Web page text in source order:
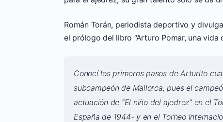
Román Torán, periodista deportivo y
el prólogo del libro “Arturo Pomar, una vida
Conocí los primeros pasos de Arturito
subcampeón de Mallorca, pues el
actuación de “El niño del ajedrez” en el
España de 1944- y en el Torneo